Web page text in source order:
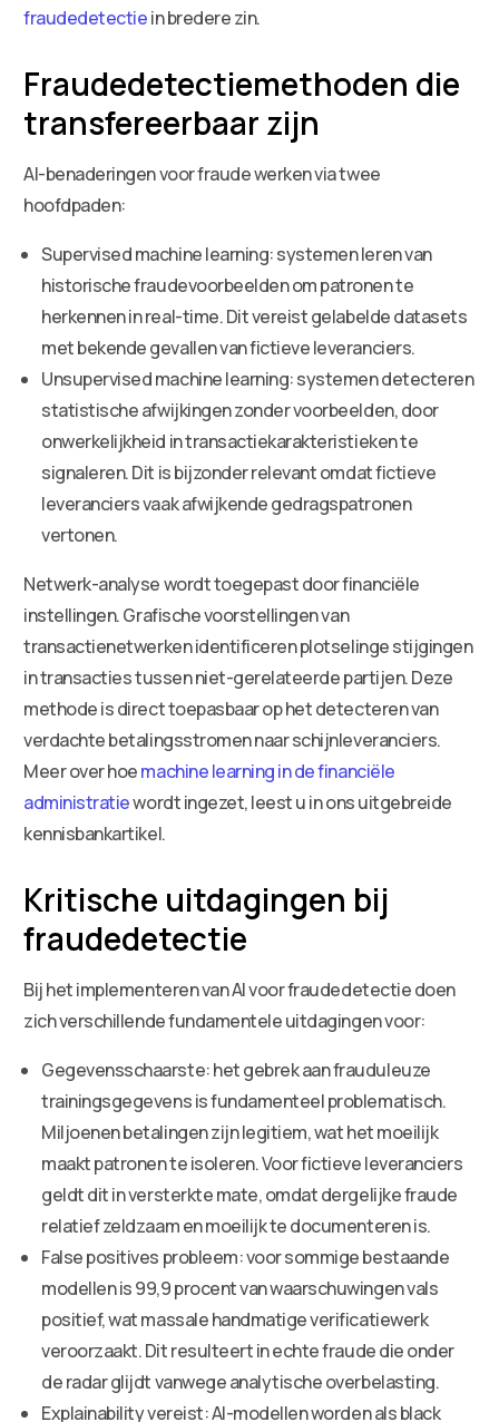
fraudedetectiein bredere zin.
Fraudedetectiemethoden die
transfereerbaar zijn
AI-benaderingen voor fraude werken via twee
hoofdpaden:
Supervised machine learning: systemen leren van
historische fraudevoorbeelden om patronen te
herkennen in real-time. Dit vereist gelabelde datasets
met bekende gevallen van fictieve leveranciers.
Unsupervised machine learning: systemen detecteren
statistische afwijkingen zonder voorbeelden, door
onwerkelijkheid in transactiekarakteristieken te
signaleren. Dit is bijzonder relevant omdat fictieve
leveranciers vaak afwijkende gedragspatronen
vertonen.
Netwerk-analyse wordt toegepast door financiële
instellingen. Grafische voorstellingen van
transactienetwerken identificeren plotselinge stijgingen
in transacties tussen niet-gerelateerde partijen. Deze
methode is direct toepasbaar op het detecteren van
verdachte betalingsstromen naar schijnleveranciers.
Meer over hoemachine learning in de financiële
administratiewordt ingezet, leest u in ons uitgebreide
kennisbankartikel.
Kritische uitdagingen bij
fraudedetectie
Bij het implementeren van AI voor fraudedetectie doen
zich verschillende fundamentele uitdagingen voor:
Gegevensschaarste: het gebrek aan frauduleuze
trainingsgegevens is fundamenteel problematisch.
Miljoenen betalingen zijn legitiem, wat het moeilijk
maakt patronen te isoleren. Voor fictieve leveranciers
geldt dit in versterkte mate, omdat dergelijke fraude
relatief zeldzaam en moeilijk te documenteren is.
False positives probleem: voor sommige bestaande
modellen is 99,9 procent van waarschuwingen vals
positief, wat massale handmatige verificatiewerk
veroorzaakt. Dit resulteert in echte fraude die onder
de radar glijdt vanwege analytische overbelasting.
Explainability vereist: AI-modellen worden als black